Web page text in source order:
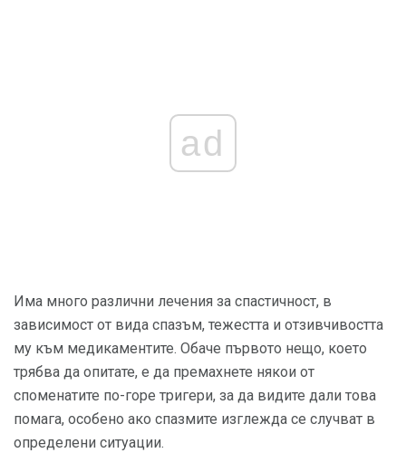
ad
Има много различни лечения за спастичност, в
зависимост от вида спазъм, тежестта и отзивчивостта
му към медикаментите. Обаче първото нещо, което
трябва да опитате, е да премахнете някои от
споменатите по-горе тригери, за да видите дали това
помага, особено ако спазмите изглежда се случват в
определени ситуации.